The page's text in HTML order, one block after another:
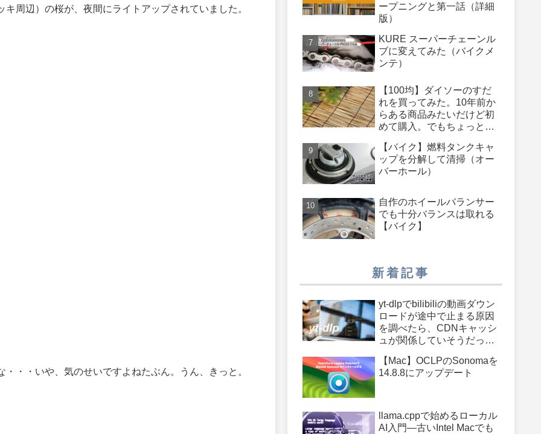
周辺）の桜が、夜間にライトアップされていました。
・・いや、気のせいですよねたぶん。うん、きっと。
ープニングと第一話（詳細
版）
KURE スーパーチェーンル
ブに変えてみた（バイクメ
ンテ）
【100均】ダイソーのすだ
れを買ってみた。10年前か
らある商品みたいだけど初
めて購入。でもちょっと長
う少し長いのがあったらよ
かったのに
【バイク】燃料タンクキャ
ップを分解して清掃（オー
バーホール）
自作のホイールバランサー
でも十分バランスは取れる
【バイク】
新着記事
yt-dlpでbilibiliの動画ダウン
ロードが途中で止まる原因
を調べたら、CDNキャッシ
ュが関係していそうだった
【Mac】OCLPのSonomaを
14.8.8にアップデート
llama.cppで始めるローカル
AI入門—古いIntel Macでも